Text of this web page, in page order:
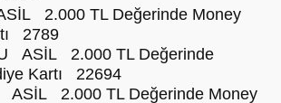
2.000 TL Değerinde Money
2789
ASİL 2.000 TL Değerinde
Kartı 22694
ASİL 2.000 TL Değerinde Money